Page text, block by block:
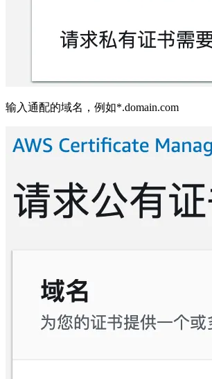
输入通配的域名，例如*.domain.com